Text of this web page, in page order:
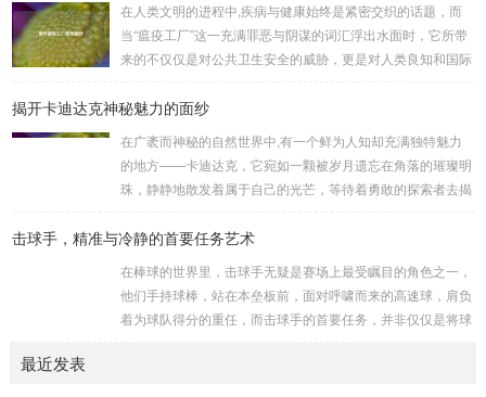
来自各方的邪恶势力，最初，他们凭借着基础的技能和坚定的
意志，在一次次战斗中积累着经验，不断成长，无论是在阴森
恐怖的地下墓穴，还是在战火纷飞的前线战场，守...
在人类文明的进程中,疾病与健康始终是紧密交织的话题，而
当“瘟疫工厂”这一充满罪恶与阴谋的词汇浮出水面时，它所带
来的不仅仅是对公共卫生安全的威胁，更是对人类良知和国际
是一些别有用心的势力为了实现其不可告人的目的，秘密设立
科学研究的外衣，实则干着违背人道、危害全球的勾当。 从
历史上看,生物武器的使用曾经给人类带来过惨痛的教训，在
战争时期，某些国家就曾利用细菌、病毒...
揭开卡迪达克神秘魅力的面纱
在广袤而神秘的自然世界中,有一个鲜为人知却充满独特魅力
的地方——卡迪达克，它宛如一颗被岁月遗忘在角落的璀璨明
珠，静静地散发着属于自己的光芒，等待着勇敢的探索者去揭
复杂多样的地形地貌，高耸入云的山脉连绵起伏，像是大自然
照耀下闪耀着刺眼的银光，仿佛是大自然赐予这片土地的皇
冠，而山脚下，则是一片郁郁葱葱的森林，森林里树木种类繁
多，高大的乔木遮天蔽日，阳光只能透过枝叶的缝隙...
击球手，精准与冷静的首要任务艺术
在棒球的世界里，击球手无疑是赛场上最受瞩目的角色之一，
他们手持球棒，站在本垒板前，面对呼啸而来的高速球，肩负
着为球队得分的重任，而击球手的首要任务，并非仅仅是将球
最近发表